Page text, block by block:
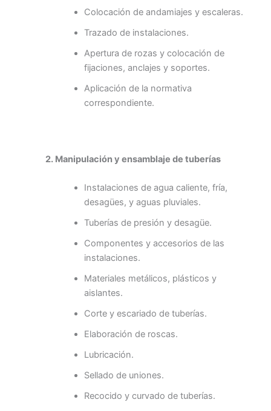
Colocación de andamiajes y escaleras.
Trazado de instalaciones.
Apertura de rozas y colocación de
fijaciones, anclajes y soportes.
Aplicación de la normativa
correspondiente.
2. Manipulación y ensamblaje de tuberías
Instalaciones de agua caliente, fría,
desagües, y aguas pluviales.
Tuberías de presión y desagüe.
Componentes y accesorios de las
instalaciones.
Materiales metálicos, plásticos y
aislantes.
Corte y escariado de tuberías.
Elaboración de roscas.
Lubricación.
Sellado de uniones.
Recocido y curvado de tuberías.